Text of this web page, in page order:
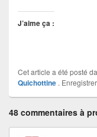
J’aime ça :
Cet article a été posté
Quichottine .
48 commentaires à